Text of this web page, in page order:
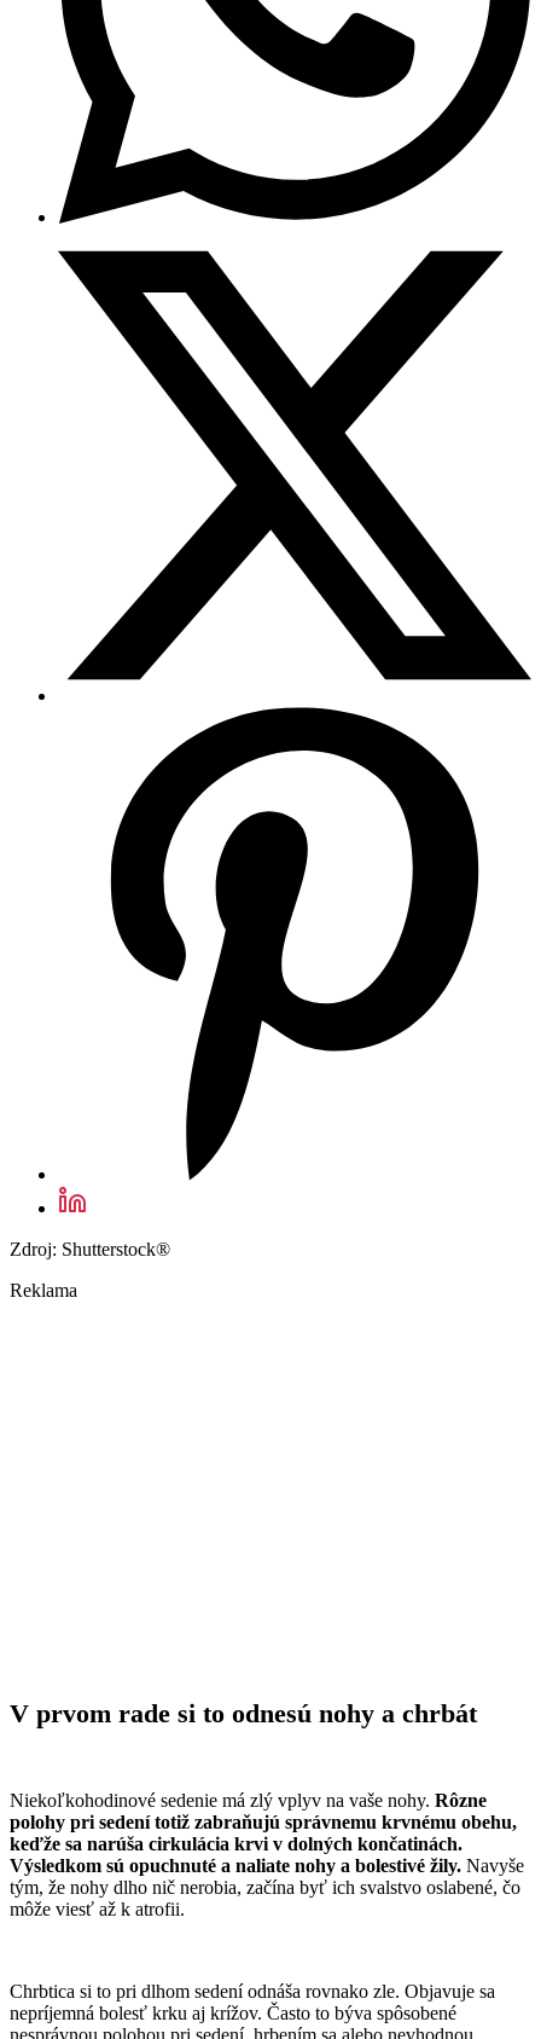
Zdroj: Shutterstock®
Reklama
V prvom rade si to odnesú nohy a chrbát
Niekoľkohodinové sedenie má zlý vplyv na vaše nohy. Rôzne
polohy pri sedení totiž zabraňujú správnemu krvnému obehu,
keďže sa narúša cirkulácia krvi v dolných končatinách.
Výsledkom sú opuchnuté a naliate nohy a bolestivé žily. Navyše
tým, že nohy dlho nič nerobia, začína byť ich svalstvo oslabené, čo
môže viesť až k atrofii.
Chrbtica si to pri dlhom sedení odnáša rovnako zle. Objavuje sa
nepríjemná bolesť krku aj krížov. Často to býva spôsobené